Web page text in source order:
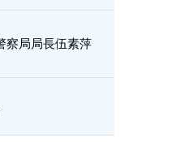
察局局長伍素萍